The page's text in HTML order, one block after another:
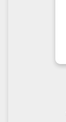
است.
رنگ
است